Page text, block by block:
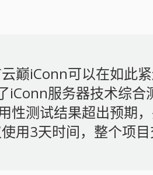
巅iConn可以在如此
服务器技术综合
测试结果超出预期
用3天时间，整个项目